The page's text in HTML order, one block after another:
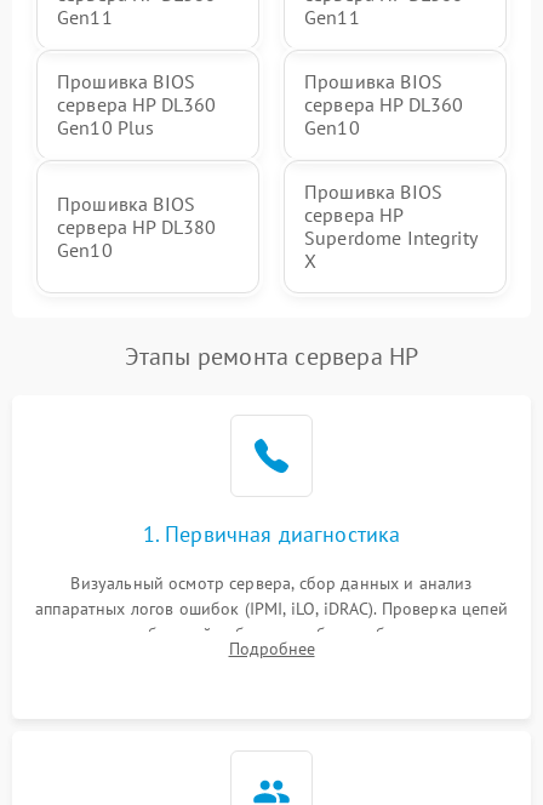
Gen11
Gen11
Прошивка BIOS
сервера HP DL360
Gen10 Plus
Прошивка BIOS
сервера HP DL360
Gen10
Прошивка BIOS
сервера HP DL380
Gen10
Прошивка BIOS
сервера HP
Superdome Integrity
Х
Этапы ремонта сервера HP
1. Первичная диагностика
Визуальный осмотр сервера, сбор данных и анализ
аппаратных логов ошибок (IPMI, iLO, iDRAC). Проверка цепей
питания и базовой работоспособности без вскрытия
корпуса для быстрой локализации сбоя.
Подробнее